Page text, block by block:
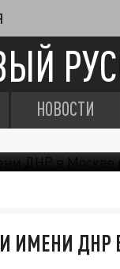
НОВОСТИ
ИМЕНИ ДНР